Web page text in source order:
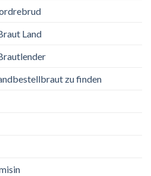
Land
zu finden